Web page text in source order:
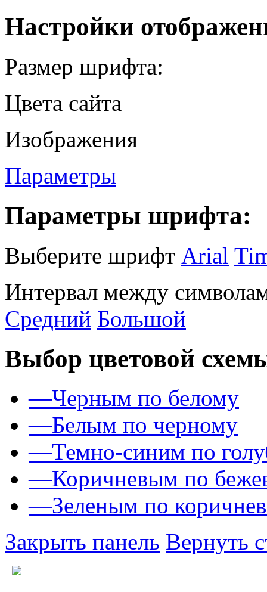
Настройки
Размер шрифта:
Цвета сайта
Изображения
Параметры
Параметры шрифта:
Выберите шрифт Arial
Интервал между
Средний Большой
Выбор цветовой
—Черным по белому
—Белым по черному
—Темно-синим по
—Коричневым по
—Зеленым по
Закрыть панель Вернуть
на
территории
поселения
Савинского
муниципального
района
области
налога
имущество
лиц
на